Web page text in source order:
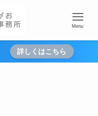
Menu
詳しくはこちら